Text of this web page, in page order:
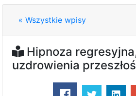
« Wszystkie wpisy
Hipnoza
uzdrowienia